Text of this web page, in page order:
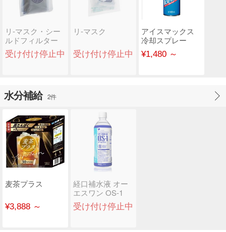
リ-マスク・シー
ルドフィルター
受け付け停止中
リ-マスク
受け付け停止中
アイスマックス
冷却スプレー
¥1,480 ～
水分補給 2件
麦茶プラス
¥3,888 ～
経口補水液 オー
エスワン OS-1
受け付け停止中